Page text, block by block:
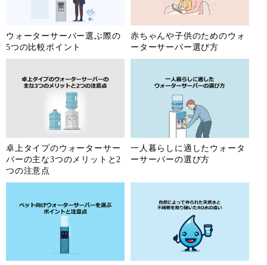
ウォーターサーバー選ぶ際の
5つの比較ポイント
赤ちゃんや子供のためのウォ
ーターサーバー選び方
卓上タイプのウォーターサー
バーの主な3つのメリットと2
つの注意点
一人暮らしに適したウォータ
ーサーバーの選び方